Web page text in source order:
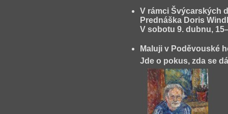
V rámci Švýcarských
Prednáška Doris
V sobotu 9. dubnu,
Maluji v Poděvouské
Jde o pokus, zda se